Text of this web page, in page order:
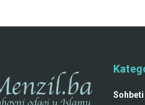
Sohbeti